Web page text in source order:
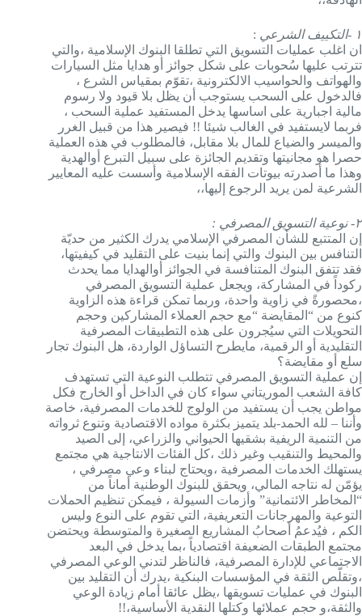
١ -التكييف الشرعي
:
ان اغلب عمليات التسويق التي تطلقا البنوك الإسلامية ،والتي
تترتب عليها سُحوبات على شكل جوائز أو هدايا مثل السيارات
والهواتف والحواسيب الالكترونية ،تقوّم بمقياس الشرع ،
فالدخول على السحب يستوجب أن يظل بلا قيود ولا رسوم
مالية اجبارية على اساسها يدخل المستفيد عملية السحب ،
فربما لايستفيد في الغالب شيئا !! فيصير هذا من قبيل الغرر
والميسر والضياع للمال بلا مقابل، فالمطلوب في هذه العملية
حصرا هو مجانيتها وتقديم الجائزة على سبيل التبرع أوالهدية
وهذا ما أصدرته بيوتات الفقه الإسلامية وأسست عليه المعايير
الشرعية لمن يريد الرجوع إليها،،
٢- نوعية التسويق المصرفي :
إن المتتبع للشأن المصرفي الإسلامي يدرك الكثير من حديّة
التنافس بين البنوك والتي إنما بنيت على التقليد في كيفيتها،
فقد تتفق البنوك المتنافسة في الجوائز أوالهدايا مما يحدث
ركوداً في المشاركة، ويجعل عملية التسويق المصرفي
،محصورةً في زاوية واحدة، وربما تمكن قراءة هذه الزاوية
كنوع من “المقايضة “مع حجم العملاء المشاركين وحجم
التحويلات التي سيُجرون على هذه التطبيقات المصرفية
التقليدية أو الرقمية، مايطرح التساؤل الواردة، هل البنوك تجار
سلع أو مقايضة؟
إن عملية التسويق المصرفي تتطلب النوعية التي تستهدف
كافة الشعب الموريتاني سواء كان في الداخل أو الخارج فكل
مواطن يجب أن يستفيد من الولوج للخدمات المصرفية، خاصة
وأننا – لله الحمد-بلد يتميز بكثرة مواده الاقتصادية وتنوع ثرواته
من التنمية الريفية بشقيها الحيواني والزراعي، إلى الصيد
والمحيط والتنقيب وغير ذلك ،كل الفئات الانتاجية هي مجتمع
يستهلك الخدمات المصرفية ،ويحتاج لبناء وعي مصرفي ،
يؤمّن له نتاجه المالي، ويحقق للبنوك الوطنية أماناً من
“المخاطر الائتمانية” وأزمات السيولة ، فيمكن تنظيم الحملات
التوعية والمهرجانات التعريفية، التي تقوم على النوع وليس
الكم ، فيُدعمُ أصحابُ المشاريع الصغيرة والمتوسطة ويحتضن
مجتمع الطبقات الضعيفة اقتصادياً ،بما يدخل في البعد
الاجتماعي للإدارة المصرفية، فالناظر لتدني الوعي المصرفي
،وتقلّص الثقة في المؤسسات البنكية ،يدرك أن التقليد بين
البنوك في عمليات تسويقها ،يظل عائقا أمام زيادة الوعي
والثقة،و حجم عملائها وكتلها النقدية الأساسية،!!